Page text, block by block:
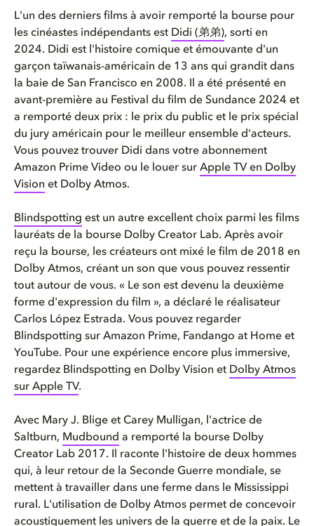
L'un des derniers films à avoir remporté la bourse pour
les cinéastes indépendants est Didi (弟弟), sorti en
2024. Didi est l'histoire comique et émouvante d'un
garçon taïwanais-américain de 13 ans qui grandit dans
la baie de San Francisco en 2008. Il a été présenté en
avant-première au Festival du film de Sundance 2024 et
a remporté deux prix : le prix du public et le prix spécial
du jury américain pour le meilleur ensemble d'acteurs.
Vous pouvez trouver Didi dans votre abonnement
Amazon Prime Video ou le louer sur Apple TV en Dolby
Vision et Dolby Atmos.
Blindspotting est un autre excellent choix parmi les films
lauréats de la bourse Dolby Creator Lab. Après avoir
reçu la bourse, les créateurs ont mixé le film de 2018 en
Dolby Atmos, créant un son que vous pouvez ressentir
tout autour de vous. « Le son est devenu la deuxième
forme d'expression du film », a déclaré le réalisateur
Carlos López Estrada. Vous pouvez regarder
Blindspotting sur Amazon Prime, Fandango at Home et
YouTube. Pour une expérience encore plus immersive,
regardez Blindspotting en Dolby Vision et Dolby Atmos
sur Apple TV.
Avec Mary J. Blige et Carey Mulligan, l'actrice de
Saltburn, Mudbound a remporté la bourse Dolby
Creator Lab 2017. Il raconte l'histoire de deux hommes
qui, à leur retour de la Seconde Guerre mondiale, se
mettent à travailler dans une ferme dans le Mississippi
rural. L'utilisation de Dolby Atmos permet de concevoir
acoustiquement les univers de la guerre et de la paix. Le